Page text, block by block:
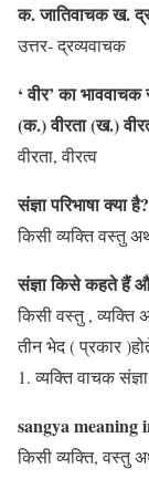
क. जातिवाचक ख.
उत्तर- द्रव्यवाचक
‘ वीर’ का
(क.) वीरता (ख.)
वीरता, वीरत्व
संज्ञा परिभाषा क्या है?
किसी व्यक्ति वस्तु
संज्ञा किसे कहते हैं
किसी वस्तु , व्यक्ति
तीन भेद ( प्रकार
1. व्यक्ति वाचक
sangya meaning
किसी व्यक्ति, वस्तु